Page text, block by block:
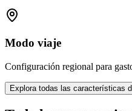
Modo viaje
Configuración regional para
Explora todas las características